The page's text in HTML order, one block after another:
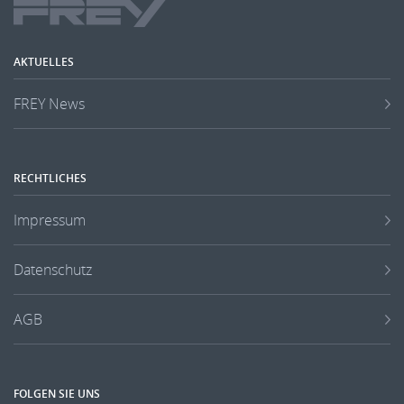
AKTUELLES
FREY News
RECHTLICHES
Impressum
Datenschutz
AGB
FOLGEN SIE UNS